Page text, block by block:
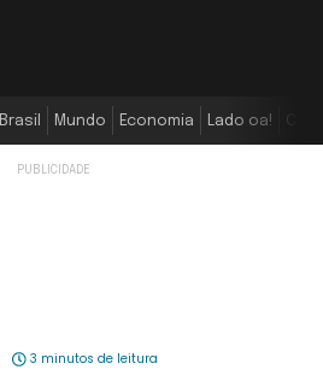
Brasil Mundo Economia Lado oa!
3 minutos de leitura